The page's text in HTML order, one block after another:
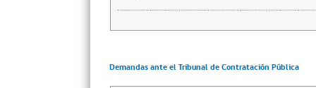
Demandas ante el Tribunal de Contratación Pública